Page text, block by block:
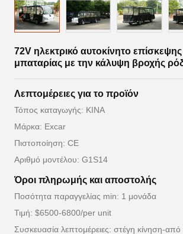
72V ηλεκτρικό αυτοκίνητο
μπαταρίας με την κάλυψη βροχής
Λεπτομέρειες για το προϊόν
Τόπος καταγωγής: ΚΙΝΑ
Μάρκα: Excar
Πιστοποίηση: CE
Αριθμό μοντέλου: G1S14
Όροι πληρωμής και αποστολής
Ποσότητα παραγγελίας min: 1 μονάδα
Τιμή: $6500-6800/per unit
Συσκευασία λεπτομέρειες: στέγη κίνηση-